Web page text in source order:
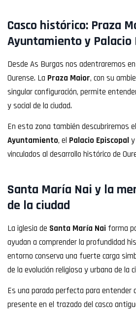
Casco histórico: Praza
Ayuntamiento y Palacio
Desde As Burgas nos adentraremos
Ourense. La Praza Maior, con su
singular configuración, permite
y social de la ciudad.
En esta zona también descubriremos
Ayuntamiento, el Palacio Episcopal
vinculados al desarrollo histórico de
Santa María Nai y la
de la ciudad
La iglesia de Santa María Nai forma
ayudan a comprender la profundidad
entorno conserva una fuerte carga
de la evolución religiosa y urbana de la
Es una parada perfecta para entender
presente en el trazado del casco